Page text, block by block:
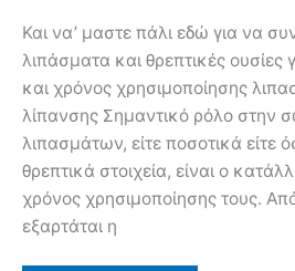
Και να’ μαστε πάλι εδώ για να
λιπάσματα και θρεπτικές ουσίες
και χρόνος χρησιμοποίησης
λίπανσης Σημαντικό ρόλο στην
λιπασμάτων, είτε ποσοτικά είτε
θρεπτικά στοιχεία, είναι ο
χρόνος χρησιμοποίησης τους.
εξαρτάται η